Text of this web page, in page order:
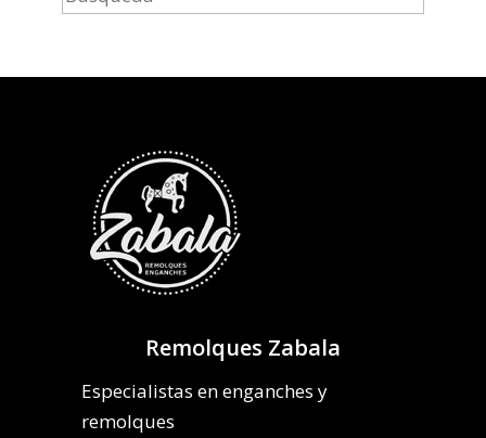
Remolques Zabala
Especialistas en enganches y
remolques